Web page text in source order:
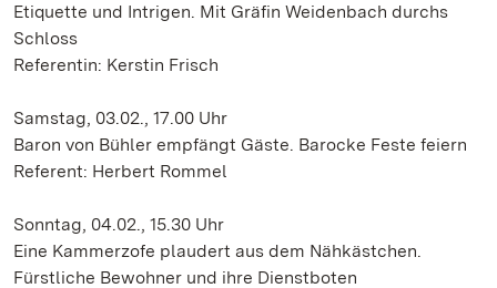
Etiquette und Intrigen. Mit Gräfin Weidenbach durchs
Schloss
Referentin: Kerstin Frisch
Samstag, 03.02., 17.00 Uhr
Baron von Bühler empfängt Gäste. Barocke Feste feiern
Referent: Herbert Rommel
Sonntag, 04.02., 15.30 Uhr
Eine Kammerzofe plaudert aus dem Nähkästchen.
Fürstliche Bewohner und ihre Dienstboten